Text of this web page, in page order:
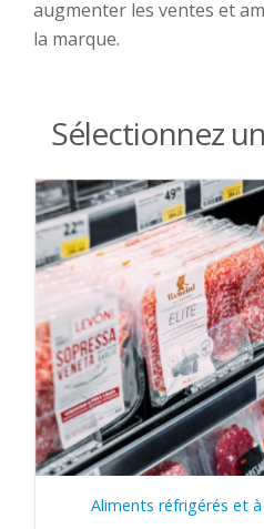
augmenter les ventes et
la marque.
Sélectionnez
Aliments réfrigérés et